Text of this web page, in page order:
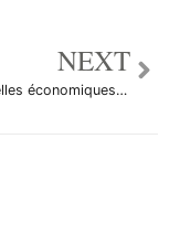
NEXT
Les nouvelles économiques du 6 juillet 2011